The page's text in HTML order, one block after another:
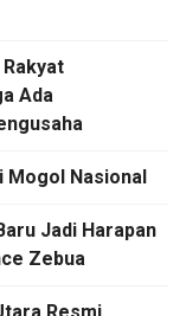
Ada
Mogol Nasional
Jadi Harapan
Zebua